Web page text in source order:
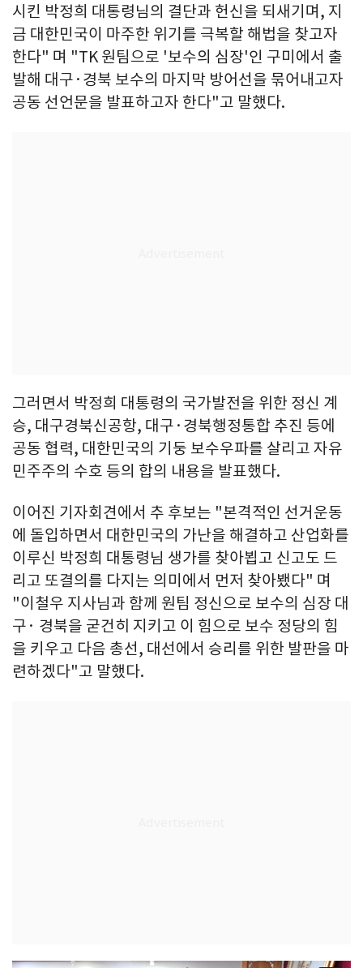
시킨 박정희 대통령님의 결단과 헌신을 되새기며, 지
금 대한민국이 마주한 위기를 극복할 해법을 찾고자
한다" 며 "TK 원팀으로 '보수의 심장'인 구미에서 출
발해 대구·경북 보수의 마지막 방어선을 묶어내고자
공동 선언문을 발표하고자 한다"고 말했다.
그러면서 박정희 대통령의 국가발전을 위한 정신 계
승, 대구경북신공항, 대구·경북행정통합 추진 등에
공동 협력, 대한민국의 기둥 보수우파를 살리고 자유
민주주의 수호 등의 합의 내용을 발표했다.
이어진 기자회견에서 추 후보는 "본격적인 선거운동
에 돌입하면서 대한민국의 가난을 해결하고 산업화를
이루신 박정희 대통령님 생가를 찾아뵙고 신고도 드
리고 또결의를 다지는 의미에서 먼저 찾아뵀다" 며
"이철우 지사님과 함께 원팀 정신으로 보수의 심장 대
구· 경북을 굳건히 지키고 이 힘으로 보수 정당의 힘
을 키우고 다음 총선, 대선에서 승리를 위한 발판을 마
련하겠다"고 말했다.